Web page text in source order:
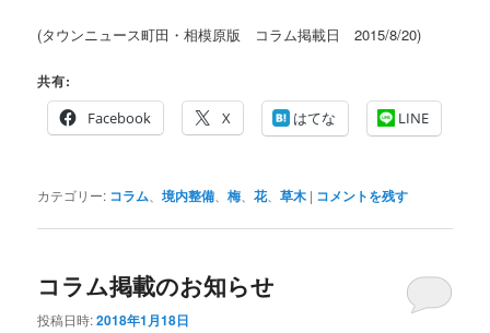
(タウンニュース町田・相模原版 コラム掲載日 2015/8/20)
共有:
Facebook
X はてな LINE
カテゴリー: コラム 、境内整備 、梅 、花、草木 | コメントを残す
コラム掲載のお知らせ
投稿日時:2018年1月18日